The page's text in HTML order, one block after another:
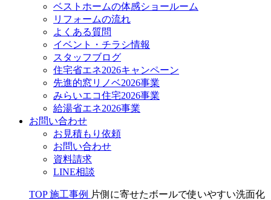
ベストホームの体感ショールーム
リフォームの流れ
よくある質問
イベント・チラシ情報
スタッフブログ
住宅省エネ2026キャンペーン
先進的窓リノベ2026事業
みらいエコ住宅2026事業
給湯省エネ2026事業
お問い合わせ
お見積もり依頼
お問い合わせ
資料請求
LINE相談
TOP 施工事例 片側に寄せたボールで使いやすい洗面化